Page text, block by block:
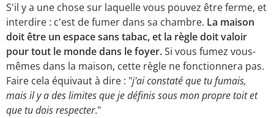
S'il y a une chose sur laquelle vous pouvez être ferme, et
interdire : c'est de fumer dans sa chambre. La maison
doit être un espace sans tabac, et la règle doit valoir
pour tout le monde dans le foyer.Si vous fumez vous-
mêmes dans la maison, cette règle ne fonctionnera pas.
Faire cela équivaut à dire : "j'ai constaté que tu fumais,
mais il y a des limites que je définis sous mon propre toit et
que tu dois respecter."